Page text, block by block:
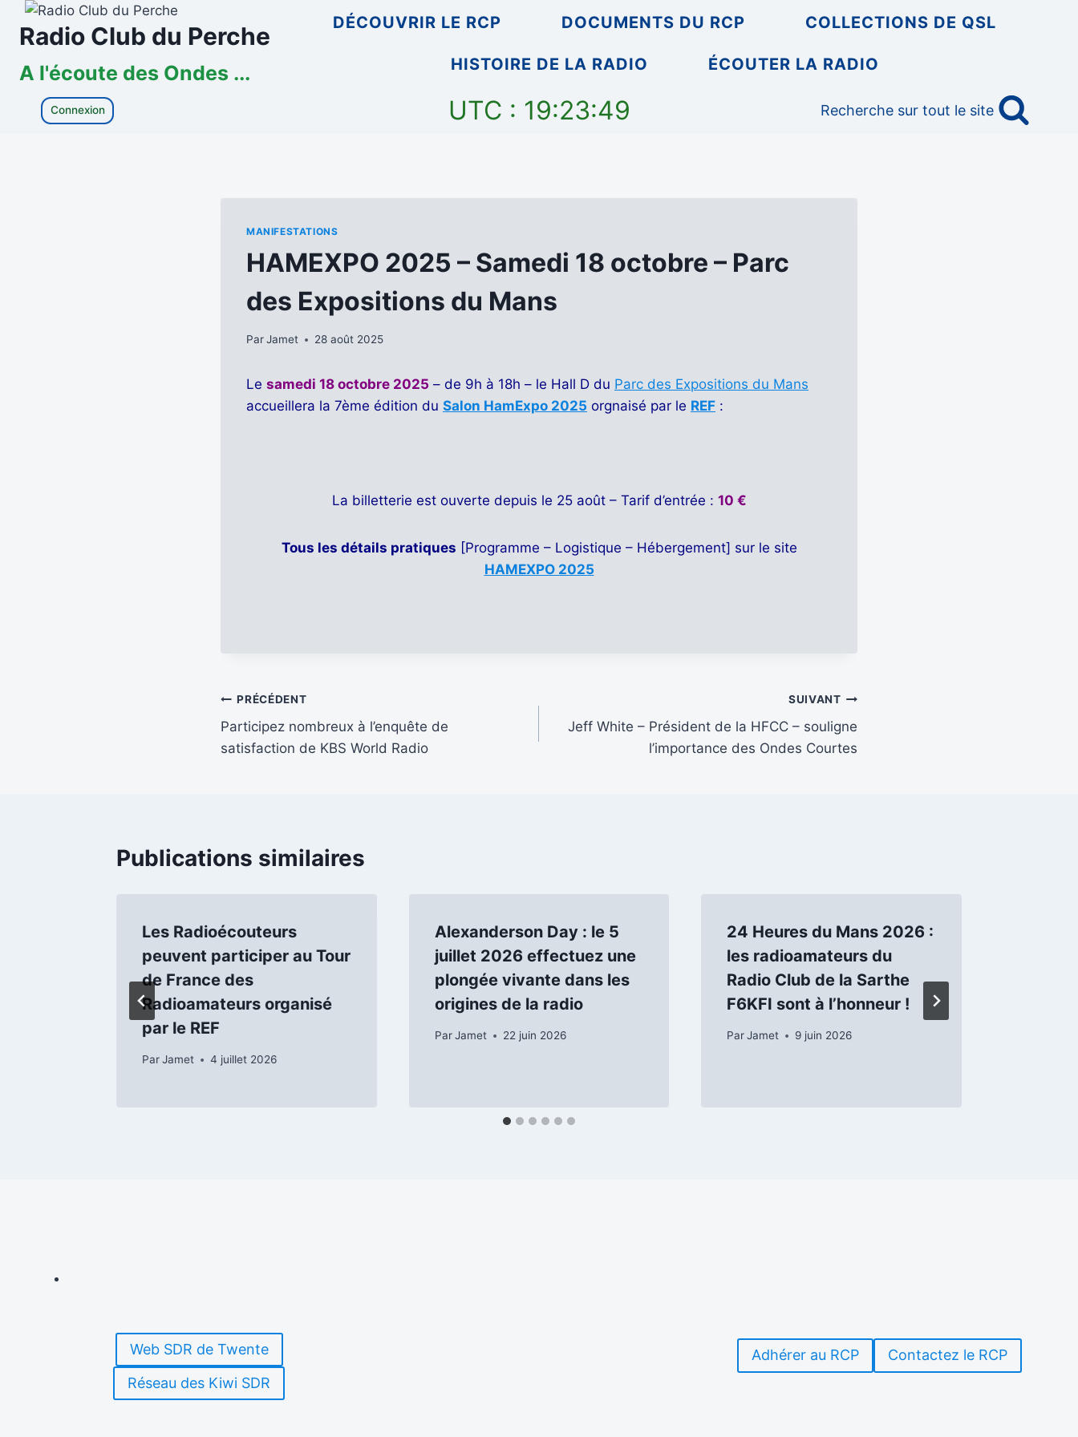
Aller
Radio Club du Perche
A l'écoute des Ondes ...
DÉCOUVRIR LE RCP DOCUMENTS DU RCP COLLECTIONS DE QSL
HISTOIRE DE LA RADIO ÉCOUTER LA RADIO
Connexion UTC : 19:23:49 Recherche sur tout le site
MANIFESTATIONS
HAMEXPO 2025 – Samedi 18 octobre – Parc
des Expositions du Mans
ParJamet 28 août 2025
Le samedi 18 octobre 2025 – de 9h à 18h – le Hall D du Parc des Expositions du Mans
accueillera la 7ème édition du Salon HamExpo 2025 orgnaisé par le REF :
La billetterie est ouverte depuis le 25 août – Tarif d’entrée : 10 €
Tous les détails pratiques [Programme – Logistique – Hébergement] sur le site
HAMEXPO 2025
Navigation
de
PRÉCÉDENT
Participez nombreux à l’enquête de
satisfaction de KBS World Radio
SUIVANT
Jeff White – Président de la HFCC – souligne
l’importance des Ondes Courtes
Publications similaires
Les Radioécouteurs
peuvent participer au Tour
de France des
Radioamateurs organisé
par le REF
ParJamet 4 juillet 2026
Alexanderson Day : le 5
juillet 2026 effectuez une
plongée vivante dans les
origines de la radio
Par Jamet 22 juin 2026
24 Heures du Mans 2026 :
les radioamateurs du
Radio Club de la Sarthe
F6KFI sont à l’honneur !
Par Jamet 9 juin 2026
Web SDR de Twente
Réseau des Kiwi SDR
Adhérer au RCP Contactez le RCP